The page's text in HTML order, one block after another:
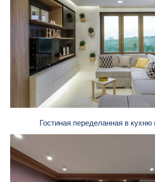
Гостиная переделанная в кухню